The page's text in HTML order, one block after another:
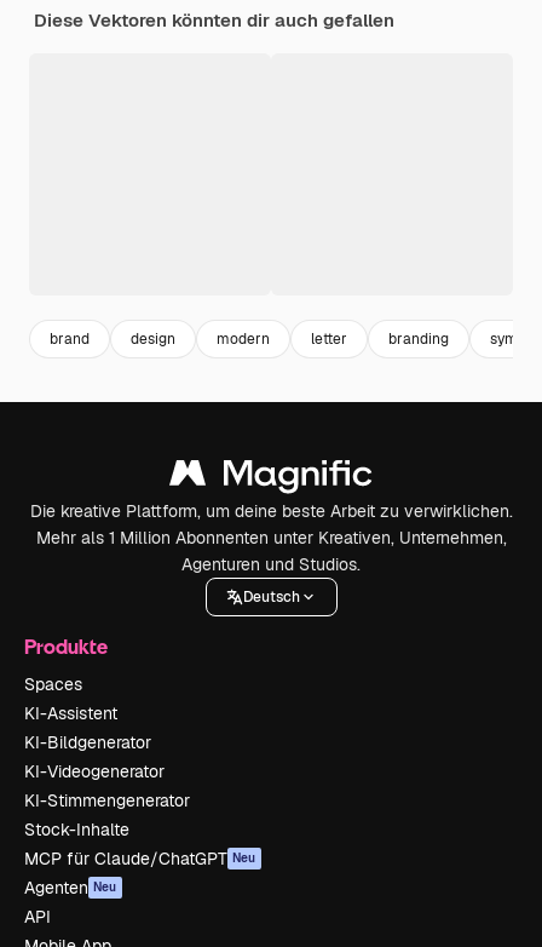
Diese Vektoren könnten dir auch gefallen
brand design modern letter branding
Die kreative Plattform, um deine beste Arbeit zu verwirklichen.
Mehr als 1 Million Abonnenten unter Kreativen, Unternehmen,
Agenturen und Studios.
Deutsch
Produkte
Spaces
KI-Assistent
KI-Bildgenerator
KI-Videogenerator
KI-Stimmengenerator
Stock-Inhalte
MCP für Claude/ChatGPT Neu
Agenten Neu
API